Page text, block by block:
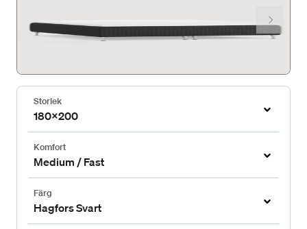
Storlek
180x200
Komfort
Medium / Fast
Färg
Hagfors Svart